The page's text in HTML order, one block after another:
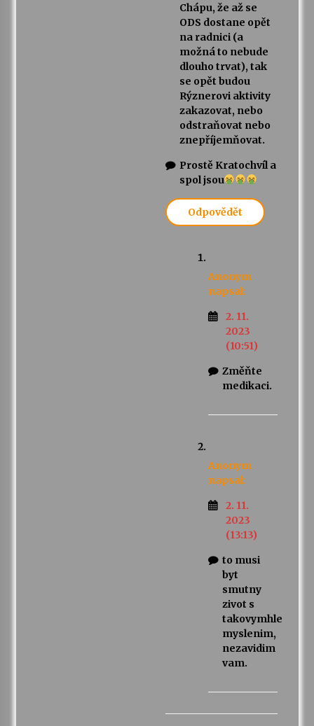
Chápu, že až se
ODS dostane opět
na radnici (a
možná to nebude
dlouho trvat), tak
se opět budou
Rýznerovi aktivity
zakazovat, nebo
odstraňovat nebo
znepříjemňovat.
Prostě Kratochvíl a
spol jsou
Odpovědět
Anonym
napsal:
2. 11.
2023
(10:51)
Změňte
medikaci.
Anonym
napsal:
2. 11.
2023
(13:13)
to musi
byt
smutny
zivot s
takovymhle
myslenim,
nezavidim
vam.